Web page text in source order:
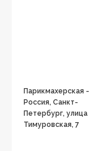
Парикмахерская -
Россия, Санкт-
Петербург, улица
Тимуровская, 7